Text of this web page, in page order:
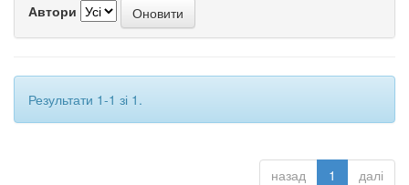
Автори
Результати 1-1 зі 1.
назад 1 далі